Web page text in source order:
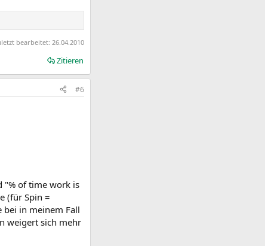
bearbeitet: 26.04.2010
Zitieren
#6
"% of time work is
(für Spin =
bei in meinem Fall
weigert sich mehr